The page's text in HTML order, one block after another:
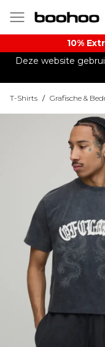
10%
Deze website
T-Shirts / Grafische &